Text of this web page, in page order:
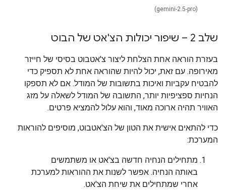
(gemini-2.5-pro)
שלב 2 – שיפור יכולות הצ'אט של הבוט
בעזרת הוראה אחת הצלחת ליצור צ'אטבוט בסיסי של חייזר
מאירופה. עם זאת, יכול להיות שהוראה אחת לא תספיק כדי
להבטיח עקביות ואיכות בתשובות של המודל. אם לא תספקו
הנחיות ספציפיות יותר, התשובה של המודל לשאלה על מזג
האוויר תהיה ארוכה מאוד, והוא עלול להמציא פרטים.
כדי להתאים אישית את הטון של הצ'אטבוט, מוסיפים להוראות
המערכת:
מתחילים הנחיה חדשה בצ'אט או משתמשים
באותה הנחיה. אפשר לשנות את ההוראות למערכת
אחרי שמתחילים את שיחת הצ'אט.